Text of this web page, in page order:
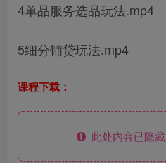
4单品服务选品玩法.mp4
5细分铺贷玩法.mp4
课程下载：
此处内容已隐